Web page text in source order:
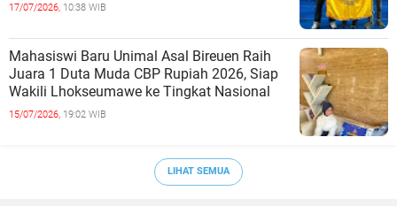
17/07/2026, 10:38 WIB
Mahasiswi Baru Unimal Asal Bireuen Raih
Juara 1 Duta Muda CBP Rupiah 2026, Siap
Wakili Lhokseumawe ke Tingkat Nasional
15/07/2026, 19:02 WIB
LIHAT SEMUA